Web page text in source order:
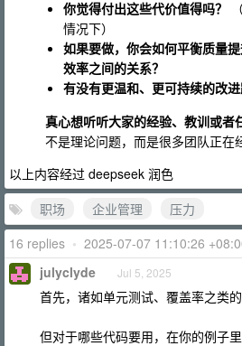
你觉得付出这些代价值得吗？
情况下）
如果要做，你会如何平衡质量
效率之间的关系？
有没有更温和、更可持续的改进
真心想听听大家的经验、教训或者
不是理论问题，而是很多团队正在
以上内容经过 deepseek 润色
职场
企业管理
压力
16 replies • 2025-07-07 11:10:26
julyclyde Jul 5, 2025
首先，诸如单元测试、覆盖率之类
但对于哪些代码要用，在你的例子